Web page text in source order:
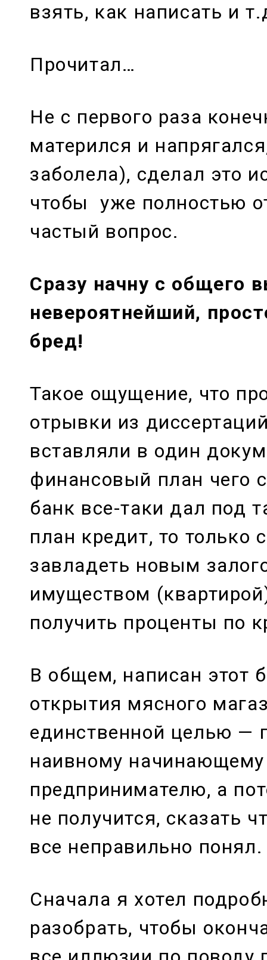
взять, как написать и
Прочитал…
Не с первого раза
матерился и
заболела), сделал это
чтобы уже полностью
частый вопрос.
Сразу начну с общего
невероятнейший,
бред!
Такое ощущение, что
отрывки из
вставляли в один
финансовый план чего
банк все-таки дал под
план кредит, то только
завладеть новым
имуществом
получить проценты по
В общем, написан этот
открытия мясного
единственной целью —
наивному начинающему
предпринимателю, а
не получится, сказать
все неправильно понял.
Сначала я хотел
разобрать, чтобы